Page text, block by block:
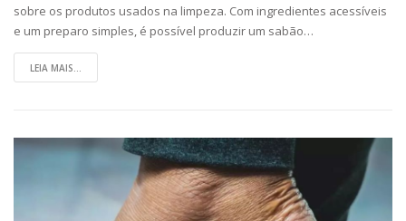
sobre os produtos usados na limpeza. Com ingredientes acessíveis
e um preparo simples, é possível produzir um sabão…
LEIA MAIS...